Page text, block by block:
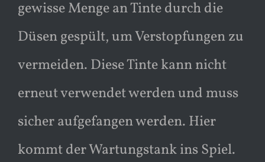
gewisse Menge an Tinte durch die
Düsen gespült, um Verstopfungen zu
vermeiden. Diese Tinte kann nicht
erneut verwendet werden und muss
sicher aufgefangen werden. Hier
kommt der Wartungstank ins Spiel.